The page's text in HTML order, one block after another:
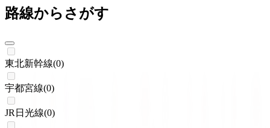
路線からさがす
東北新幹線(0)
宇都宮線(0)
JR日光線(0)